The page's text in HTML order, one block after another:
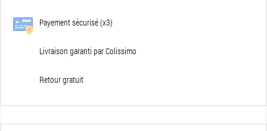
Payement sécurisé (x3)
Livraison garanti par Colissimo
Retour gratuit